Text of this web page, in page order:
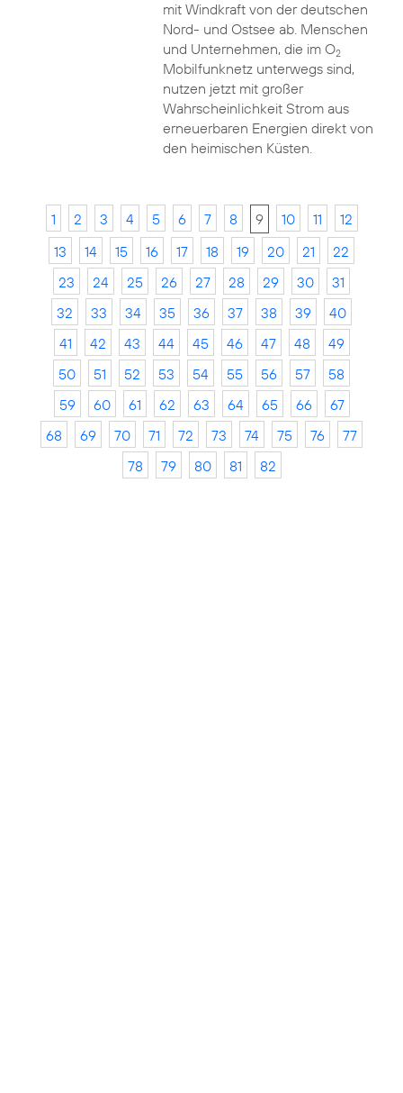
mit Windkraft von der deutschen
Nord- und Ostsee ab. Menschen
und Unternehmen, die im O2
Mobilfunknetz unterwegs sind,
nutzen jetzt mit großer
Wahrscheinlichkeit Strom aus
erneuerbaren Energien direkt von
den heimischen Küsten.
1 2 3 4 5 6 7 8 9 10 11
12
13
14 15 16 17 18 19 20 21
22
23
24 25 26 27 28 29 30
31
32
33 34 35 36 37 38 39
40
41
42 43 44 45 46 47 48
49
50
51 52 53 54 55 56 57
58
59
60 61 62 63 64 65 66
67
68
69 70 71 72 73 74 75 76
77
78
79 80 81 82